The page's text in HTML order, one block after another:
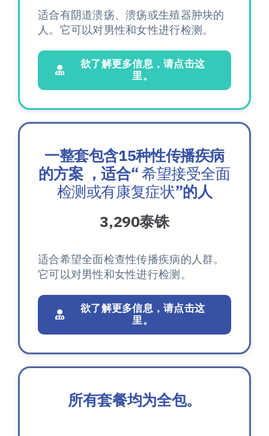
适合有阴道溃疡、溃疡或生殖器肿块的
人。它可以对男性和女性进行检测。
欲了解更多信息，请点击这
里。
一整套包含15种性传播疾病
的方案 ，适合“希望接受全面
检测或有康复症状”的人
3,290泰铢
适合希望全面检查性传播疾病的人群。
它可以对男性和女性进行检测。
欲了解更多信息，请点击这
里。
所有套餐均为全包。